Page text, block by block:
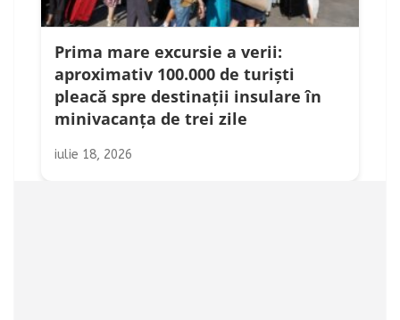
Prima mare excursie a verii:
aproximativ 100.000 de turiști
pleacă spre destinații insulare în
minivacanța de trei zile
iulie 18, 2026